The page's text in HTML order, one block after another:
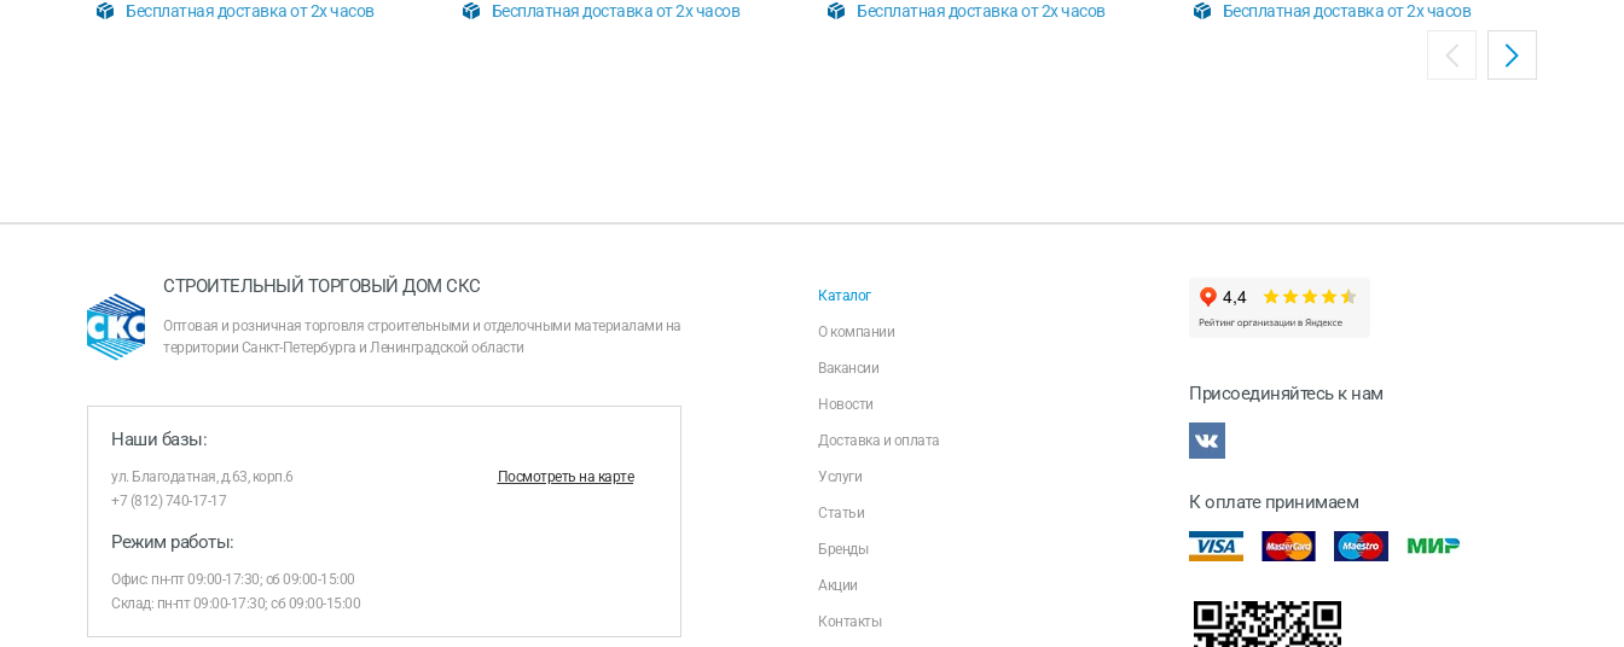
Бесплатная доставка от 2х часов Бесплатная доставка от 2х часов Бесплатная доставка от 2х часов Бесплатная доставка от 2х часов
СТРОИТЕЛЬНЫЙ ТОРГОВЫЙ ДОМ СКС
Оптовая и розничная торговля строительными и отделочными материалами на
территории Санкт-Петербурга и Ленинградской области
Наши базы:
ул. Благодатная, д.63, корп.6
Посмотреть на карте
+7 (812) 740-17-17
Режим работы:
Офис: пн-пт 09:00-17:30; сб 09:00-15:00
Склад: пн-пт 09:00-17:30; сб 09:00-15:00
Каталог
О компании
Вакансии
Новости
Доставка и оплата
Услуги
Статьи
Бренды
Акции
Контакты
Присоединяйтесь к нам
К оплате принимаем